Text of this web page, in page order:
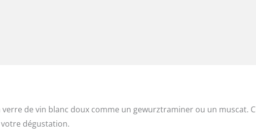
de vin blanc doux comme un gewurztraminer ou un muscat.
dégustation.